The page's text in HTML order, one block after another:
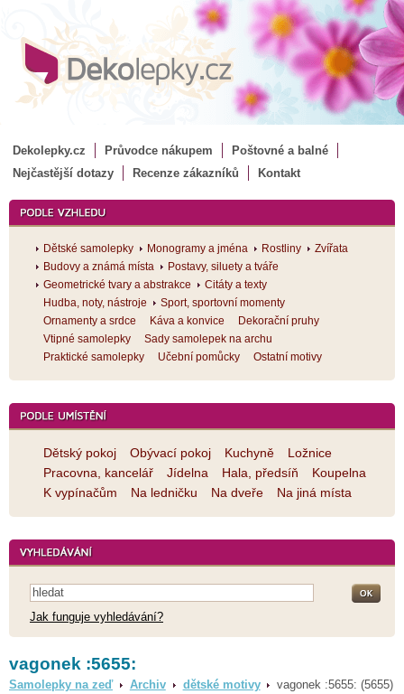
Dekolepky.cz Průvodce nákupem
Poštovné a balné
Nejčastější dotazy
Recenze zákazníků Kontakt
Dětské samolepky Monogramy a jména Rostliny
Zvířata
Budovy a známá místa
Postavy, siluety a tváře
Geometrické tvary a abstrakce
Citáty a texty
Hudba, noty, nástroje
Sport, sportovní momenty
Ornamenty a srdce
Káva a konvice
Dekorační pruhy
Vtipné samolepky
Sady samolepek na archu
Praktické samolepky
Učební pomůcky Ostatní motivy
Dětský pokoj Obývací pokoj Kuchyně
Ložnice
Pracovna, kancelář
Jídelna Hala, předsíň
Koupelna
K vypínačům
Na ledničku Na dveře Na jiná místa
Jak funguje vyhledávání?
vagonek :5655:
Samolepky na zeď Archiv dětské motivy vagonek :5655: (5655)